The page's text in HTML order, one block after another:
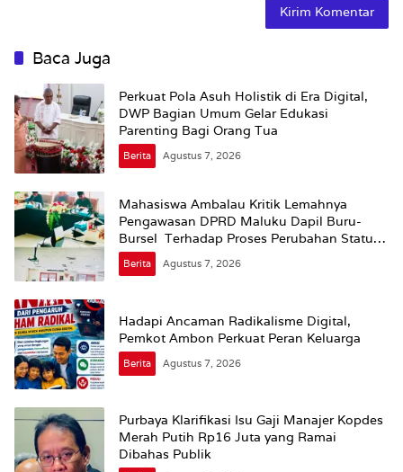
Baca Juga
Perkuat Pola Asuh Holistik di Era Digital,
DWP Bagian Umum Gelar Edukasi
Parenting Bagi Orang Tua
Berita Agustus 7, 2026
Mahasiswa Ambalau Kritik Lemahnya
Pengawasan DPRD Maluku Dapil Buru-
Bursel Terhadap Proses Perubahan Status
Jalan
Berita Agustus 7, 2026
Hadapi Ancaman Radikalisme Digital,
Pemkot Ambon Perkuat Peran Keluarga
Berita Agustus 7, 2026
Purbaya Klarifikasi Isu Gaji Manajer Kopdes
Merah Putih Rp16 Juta yang Ramai
Dibahas Publik